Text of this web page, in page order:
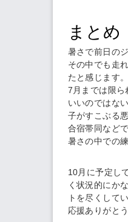
まとめ
暑さで前日の
その中でも走
たと感じます。
7月までは限ら
いいのではな
子がすこぶる
合宿帯同など
暑さの中での
10月に予定し
く状況的にか
トを尽くして
応援ありがと